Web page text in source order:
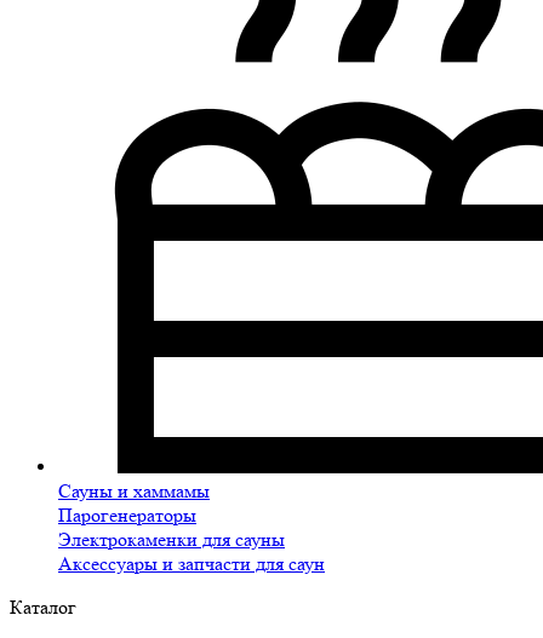
Сауны и хаммамы
Парогенераторы
Электрокаменки для сауны
Аксессуары и запчасти для саун
Каталог